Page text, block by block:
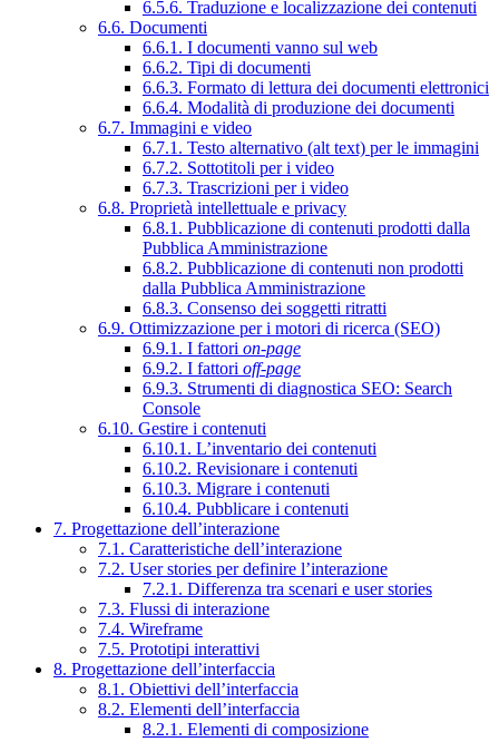
6.5.6. Traduzione e localizzazione dei contenuti
6.6. Documenti
6.6.1. I documenti vanno sul web
6.6.2. Tipi di documenti
6.6.3. Formato di lettura dei documenti elettronici
6.6.4. Modalità di produzione dei documenti
6.7. Immagini e video
6.7.1. Testo alternativo (alt text) per le immagini
6.7.2. Sottotitoli per i video
6.7.3. Trascrizioni per i video
6.8. Proprietà intellettuale e privacy
6.8.1. Pubblicazione di contenuti prodotti dalla
Pubblica Amministrazione
6.8.2. Pubblicazione di contenuti non prodotti
dalla Pubblica Amministrazione
6.8.3. Consenso dei soggetti ritratti
6.9. Ottimizzazione per i motori di ricerca (SEO)
6.9.1. I fattori on-page
6.9.2. I fattori off-page
6.9.3. Strumenti di diagnostica SEO: Search
Console
6.10. Gestire i contenuti
6.10.1. L’inventario dei contenuti
6.10.2. Revisionare i contenuti
6.10.3. Migrare i contenuti
6.10.4. Pubblicare i contenuti
7. Progettazione dell’interazione
7.1. Caratteristiche dell’interazione
7.2. User stories per definire l’interazione
7.2.1. Differenza tra scenari e user stories
7.3. Flussi di interazione
7.4. Wireframe
7.5. Prototipi interattivi
8. Progettazione dell’interfaccia
8.1. Obiettivi dell’interfaccia
8.2. Elementi dell’interfaccia
8.2.1. Elementi di composizione